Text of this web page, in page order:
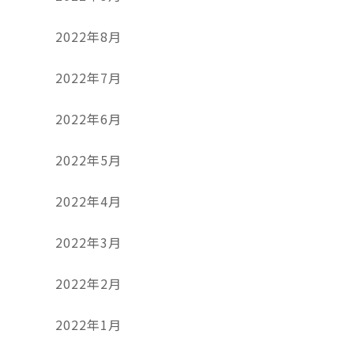
2022年8月
2022年7月
2022年6月
2022年5月
2022年4月
2022年3月
2022年2月
2022年1月